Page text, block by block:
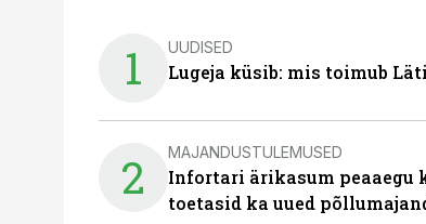
1 UUDISED
Lugeja küsib: mis toimub
2 MAJANDUSTULEMUSED
Infortari ärikasum
toetasid ka uued